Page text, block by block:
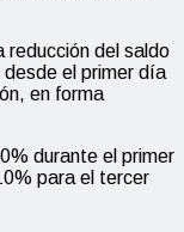
reducción del saldo
el primer día
en forma
durante el primer
para el tercer